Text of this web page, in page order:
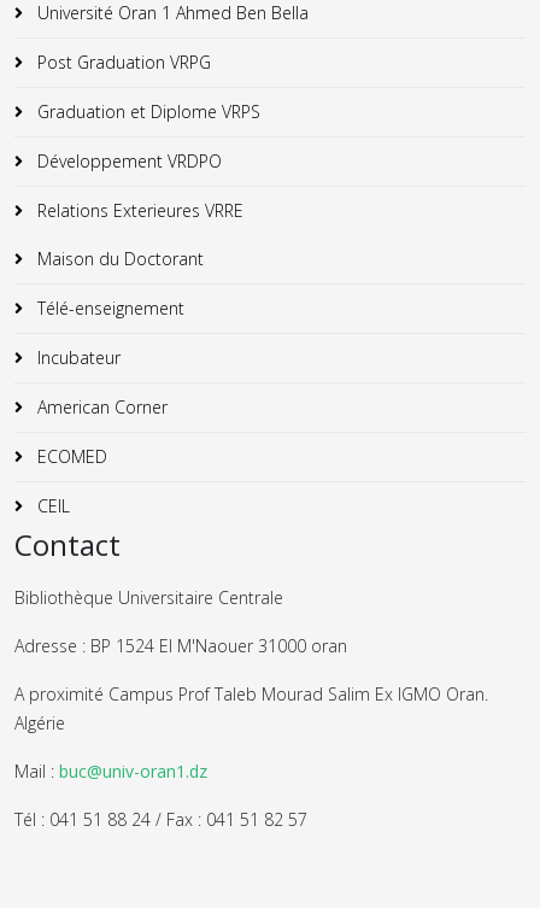
Université Oran 1 Ahmed Ben Bella
Post Graduation VRPG
Graduation et Diplome VRPS
Développement VRDPO
Relations Exterieures VRRE
Maison du Doctorant
Télé-enseignement
Incubateur
American Corner
ECOMED
CEIL
Contact
Bibliothèque Universitaire Centrale
Adresse : BP 1524 El M'Naouer 31000 oran
A proximité Campus Prof Taleb Mourad Salim Ex IGMO Oran.
Algérie
Mail : buc@univ-oran1.dz
Tél : 041 51 88 24 / Fax : 041 51 82 57